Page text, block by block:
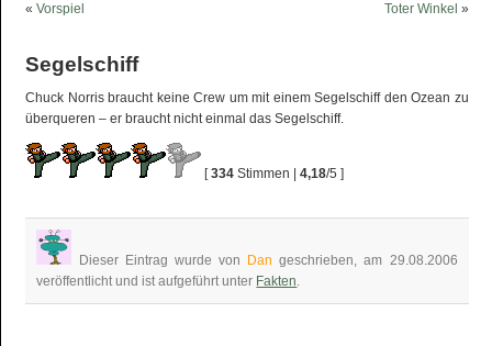
«Vorspiel Toter Winkel »
Segelschiff
Chuck Norris braucht keine Crew um mit einem Segelschiff den Ozean zu
überqueren – er braucht nicht einmal das Segelschiff.
[334 Stimmen |4,18/5 ]
Dieser Eintrag wurde von Dan geschrieben, am 29.08.2006
veröffentlicht und ist aufgeführt unter Fakten.